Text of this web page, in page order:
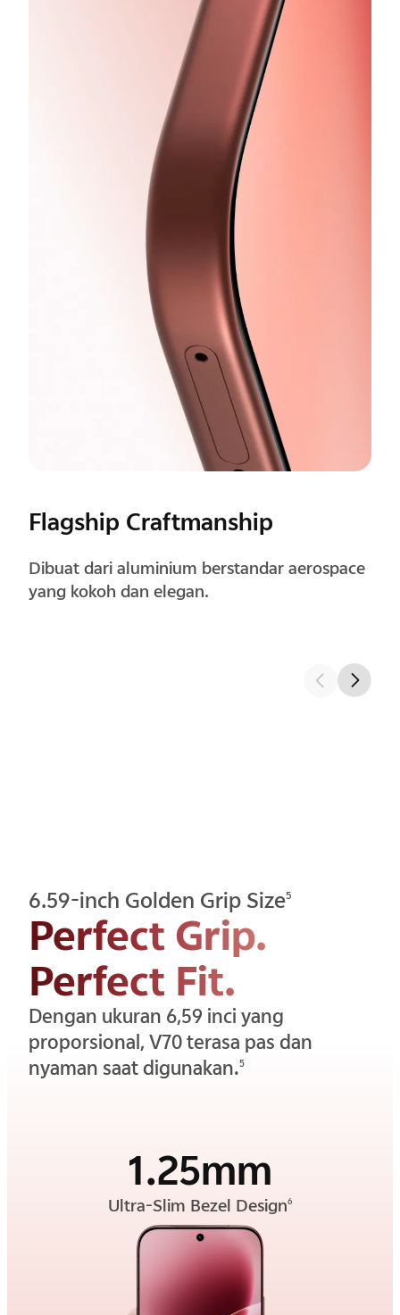
Rounded Corners
Desain sudut yang dibulatkan dengan presisi
menghadirkan genggaman yang lebih
6.59-inch Golden Grip Size5
Perfect Grip.
Perfect Fit.
Dengan ukuran 6,59 inci yang
proporsional, V70 terasa pas dan
nyaman saat digunakan.5
1.25mm
Ultra-Slim Bezel Design6